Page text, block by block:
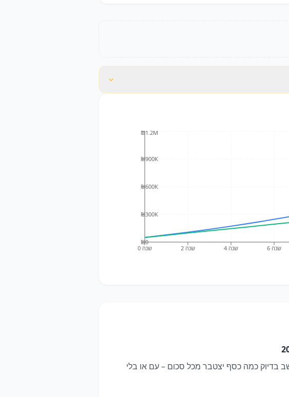
שנה 0 שנה 2 שנה 4 שנה 6
₪0
₪300K
₪600K
₪900K
₪1.2M
בדיוק כמה כסף יצטבר מכל סכום – עם או בלי